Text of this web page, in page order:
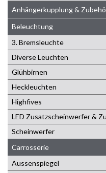
Anhängerkupplung &
Beleuchtung
3. Bremsleuchte
Diverse Leuchten
Glühbirnen
Heckleuchten
Highfives
LED Zusatzscheinwerfer &
Scheinwerfer
Carrosserie
Aussenspiegel